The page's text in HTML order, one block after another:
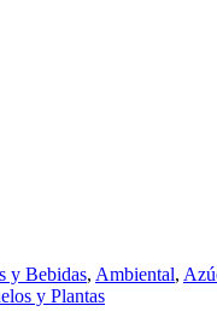
y Bebidas, Ambiental,
y Plantas